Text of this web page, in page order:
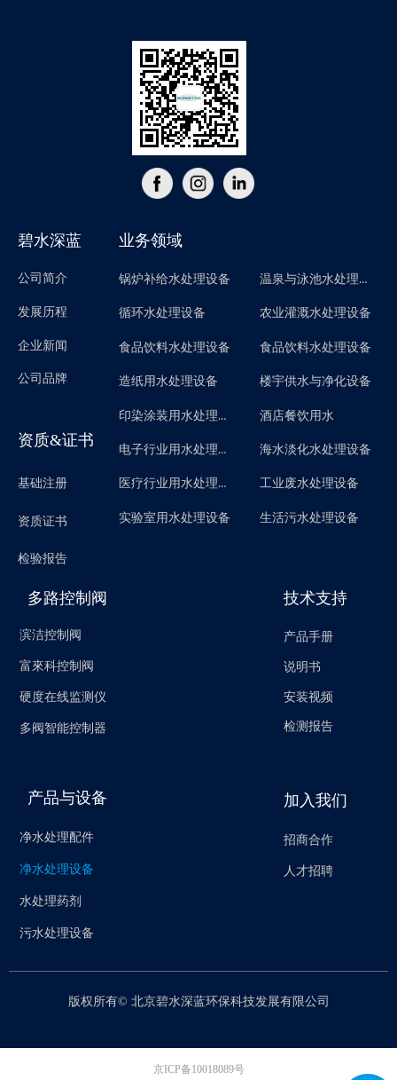
碧水深蓝
公司简介
发展历程
企业新闻
公司品牌
资质&证书
基础注册
资质证书
检验报告
业务领域
锅炉补给水处理设备
循环水处理设备
食品饮料水处理设备
造纸用水处理设备
印染涂装用水处理设备
电子行业用水处理设备
医疗行业用水处理设备
实验室用水处理设备
温泉与泳池水处理设备
农业灌溉水处理设备
食品饮料水处理设备
楼宇供水与净化设备
酒店餐饮用水
海水淡化水处理设备
工业废水处理设备
生活污水处理设备
多路控制阀
滨洁控制阀
富來科控制阀
硬度在线监测仪
多阀智能控制器
产品与设备
净水处理配件
净水处理设备
水处理药剂
污水处理设备
技术支持
产品手册
说明书
安装视频
检测报告
加入我们
招商合作
人才招聘
版权所有© 北京碧水深蓝环保科技发展有限公司
京ICP备10018089号